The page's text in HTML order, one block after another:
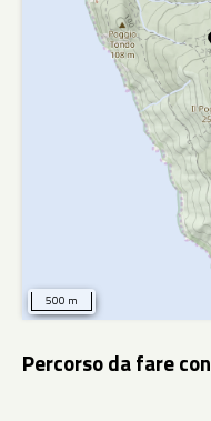
500 m
Percorso da fare